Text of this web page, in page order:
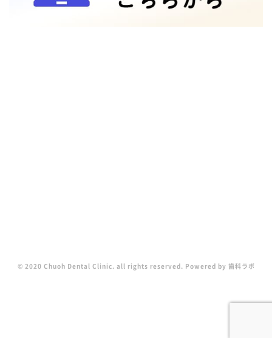
© 2020 Chuoh Dental Clinic. all rights reserved. Powered by 歯科ラボ